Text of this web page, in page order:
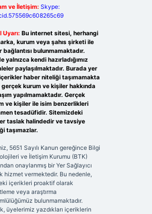
ve İletişim: Skype:
Uyarı: Bu internet sitesi, herhangi
kurum veya şahıs şirketi ile
bağlantısı bulunmamaktadır.
yalnızca kendi hazırladığımız
paylaşılmaktadır. Burada yer
haber niteliği taşımamakta
kurum ve kişiler hakkında
yapılmamaktadır. Gerçek
ve kişiler ile isim benzerlikleri
tesadüfidir. Sitemizdeki
taslak halindedir ve tavsiye
taşımazlar.
5651 Sayılı Kanun gereğince Bilgi
ve İletişim Kurumu (BTK)
onaylanmış bir Yer Sağlayıcı
hizmet vermektedir. Bu nedenle,
içerikleri proaktif olarak
veya araştırma
bulunmamaktadır.
üyelerimiz yazdıkları içeriklerin